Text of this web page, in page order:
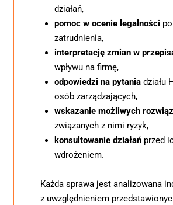
działań,
pomoc w ocenie legalności
zatrudnienia,
interpretację zmian w
wpływu na firmę,
odpowiedzi na pytania działu
osób zarządzających,
wskazanie możliwych
związanych z nimi ryzyk,
konsultowanie działań przed
wdrożeniem.
Każda sprawa jest analizowana
z uwzględnieniem